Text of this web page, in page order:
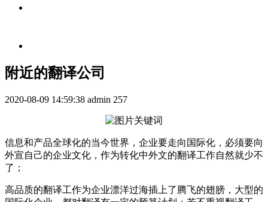
附近的翻译公司
2020-08-09 14:59:38 admin 257
信息和产品全球化的当今世界，企业要走向国际化，必须要向
外宣自己的企业文化，作为转化中外文的翻译工作自然就少不
了；
高品质的翻译工作为企业漂洋过海插上了腾飞的翅膀，大型的